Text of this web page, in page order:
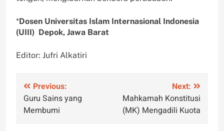
*Dosen Universitas Islam Internasional Indonesia
(UIII) Depok, Jawa Barat
Editor: Jufri Alkatiri
Navigasi
pos
Previous:
Guru Sains yang
Membumi
Next:
Mahkamah Konstitusi
(MK) Mengadili Kuota